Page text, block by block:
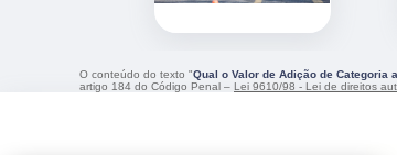
O conteúdo do texto "Qual o Valor de Adição de Categoria
artigo 184 do Código Penal – Lei 9610/98 - Lei de direitos